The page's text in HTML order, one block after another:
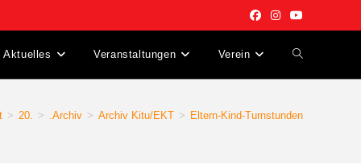
Aktuelles Veranstaltungen Verein Website-
> 20. > .Archiv > Archiv Kitu/EKT > Eltern-Kind-Turnstunden